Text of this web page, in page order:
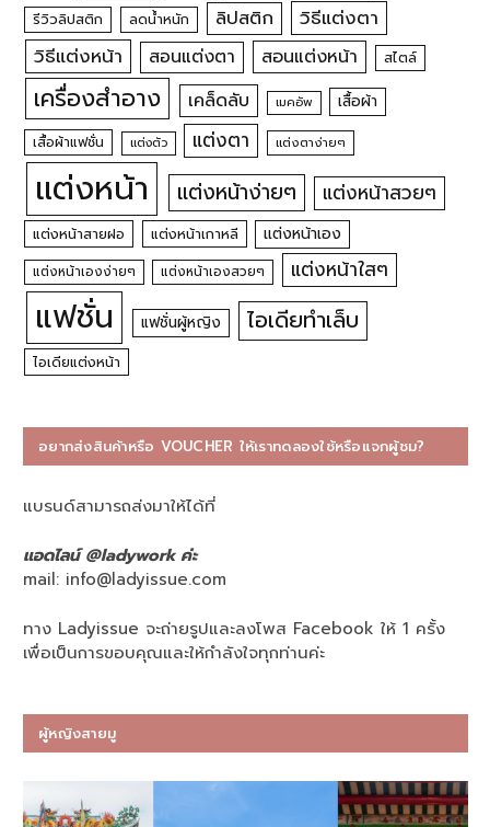
รีวิวลิปสติก ลดน้ำหนัก ลิปสติก
วิธีแต่งตา
วิธีแต่งหน้า
สอนแต่งตา สอนแต่งหน้า สไตล์
เครื่องสำอาง เคล็ดลับ เมคอัพ เสื้อผ้า
เสื้อผ้าแฟชั่น แต่งตัว แต่งตา แต่งตาง่ายๆ
แต่งหน้า แต่งหน้าง่ายๆ แต่งหน้าสวยๆ
แต่งหน้าสายฝอ แต่งหน้าเกาหลี แต่งหน้าเอง
แต่งหน้าเองง่ายๆ แต่งหน้าเองสวยๆ แต่งหน้าใสๆ
แฟชั่น แฟชั่นผู้หญิง ไอเดียทำเล็บ
ไอเดียแต่งหน้า
อยากส่งสินค้าหรือ VOUCHER ให้เราทดลองใช้หรือแจกผู้ชม?
แบรนด์สามารถส่งมาให้ได้ที่
แอดไลน์ @ladywork ค่ะ
mail: info@ladyissue.com
ทาง Ladyissue จะถ่ายรูปและลงโพส Facebook ให้ 1 ครั้ง
เพื่อเป็นการขอบคุณและให้กำลังใจทุกท่านค่ะ
ผู้หญิงสายมู